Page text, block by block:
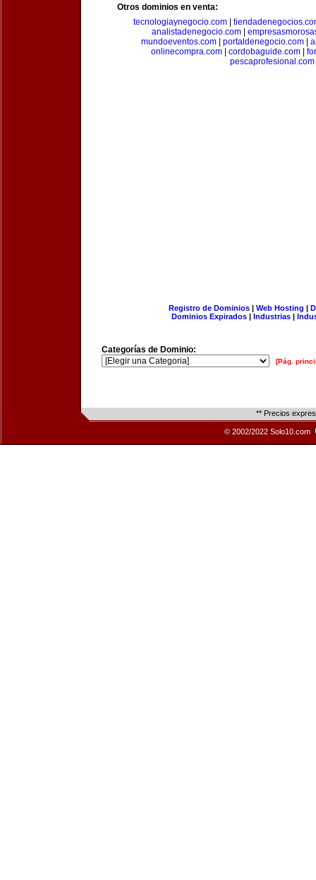
Otros dominios en venta:
tecnologiaynegocio.com
analistadenegocio.com
mundoeventos.com| portaldenegocio.com|
onlinecompra.com| cordobaguide.com|
pescaprofesional.com
Registro de Dominios| Web Hosting |
Dominios Expirados | Industrias |
Categorías de Dominio:
[Pág.
** Precios
© 2002/2022 Solo10.com